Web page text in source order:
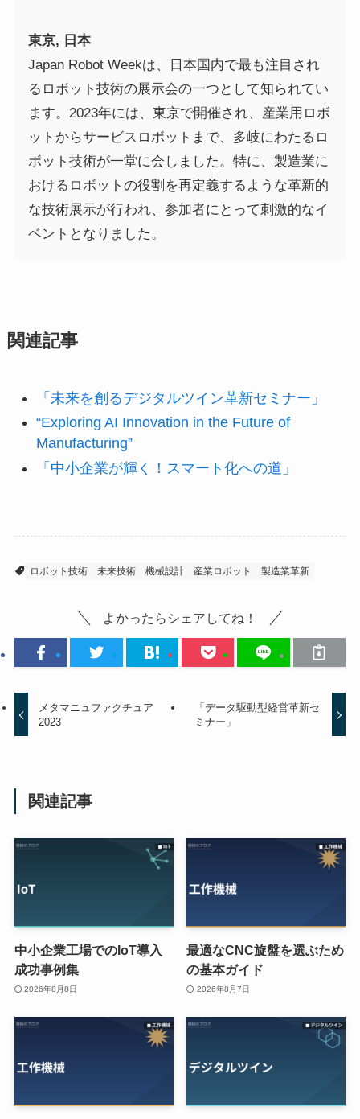
東京, 日本
Japan Robot Weekは、日本国内で最も注目され
るロボット技術の展示会の一つとして知られてい
ます。2023年には、東京で開催され、産業用ロボ
ットからサービスロボットまで、多岐にわたるロ
ボット技術が一堂に会しました。特に、製造業に
おけるロボットの役割を再定義するような革新的
な技術展示が行われ、参加者にとって刺激的なイ
ベントとなりました。
関連記事
「未来を創るデジタルツイン革新セミナー」
“Exploring AI Innovation in the Future of
Manufacturing”
「中小企業が輝く！スマート化への道」
ロボット技術 未来技術 機械設計 産業ロボット 製造業革新
よかったらシェアしてね！
メタマニュファクチュア
2023
「データ駆動型経営革新セ
ミナー」
関連記事
中小企業工場でのIoT導入
成功事例集
2026年8月8日
最適なCNC旋盤を選ぶため
の基本ガイド
2026年8月7日